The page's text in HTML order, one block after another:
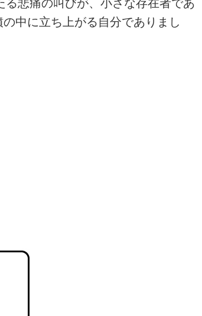
る悲痛の叫びが、小さな存在者であ
中に立ち上がる自分でありまし